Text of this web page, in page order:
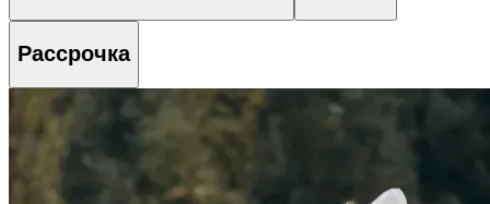
Рассрочка